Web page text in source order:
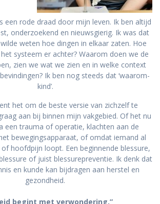
een rode draad door mijn leven. Ik ben altijd
onderzoekend en nieuwsgierig. Ik was dat
wilde weten hoe dingen in elkaar zaten. Hoe
systeem er achter? Waarom doen we de
zien we wat we zien en in welke context
Ik ben nog steeds dat ‘waarom-
kind’.
het om de beste versie van zichzelf te
aan bij binnen mijn vakgebied. Of het nu
een trauma of operatie, klachten aan de
bewegingsapparaat, of omdat iemand al
hoofdpijn loopt. Een beginnende blessure,
of juist blessurepreventie. Ik denk dat
en kunde kan bijdragen aan herstel en
gezondheid.
begint met verwondering.”